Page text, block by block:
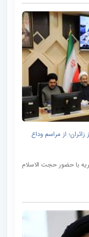
از مراسم وداع
با حضور حجت الاسلام